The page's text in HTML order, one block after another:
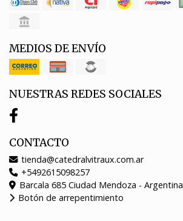
MEDIOS DE ENVÍO
NUESTRAS REDES SOCIALES
CONTACTO
tienda@catedralvitraux.com.ar
+5492615098257
Barcala 685 Ciudad Mendoza - Argentina
Botón de arrepentimiento